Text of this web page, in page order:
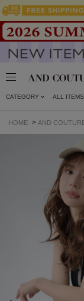
CATEGORY ALL ITEMS
HOME > AND